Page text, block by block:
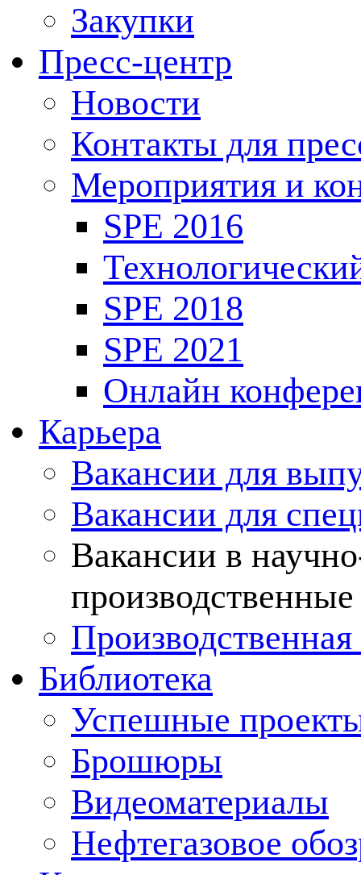
Закупки
Пресс-центр
Новости
Контакты для
Мероприятия и
SPE 2016
SPE 2018
SPE 2021
Онлайн
Карьера
Вакансии для
Вакансии для
Вакансии в
Производственная
Библиотека
Успешные
Брошюры
Видеоматериалы
Нефтегазовое